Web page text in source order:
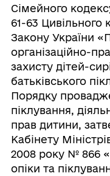
Сімейного
61-63 Цивільного
Закону України
організаційно-
захисту дітей-
батьківського
Порядку
піклування,
прав дитини,
Кабінету
2008 року № 866
опіки та